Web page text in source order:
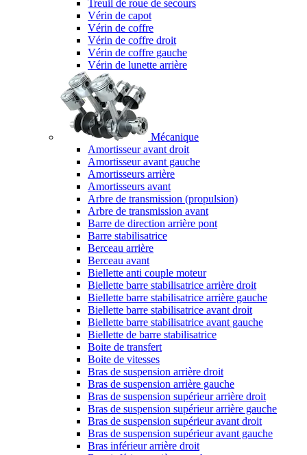
Treuil de roue de secours
Vérin de capot
Vérin de coffre
Vérin de coffre droit
Vérin de coffre gauche
Vérin de lunette arrière
Mécanique
Amortisseur avant droit
Amortisseur avant gauche
Amortisseurs arrière
Amortisseurs avant
Arbre de transmission (propulsion)
Arbre de transmission avant
Barre de direction arrière pont
Barre stabilisatrice
Berceau arrière
Berceau avant
Biellette anti couple moteur
Biellette barre stabilisatrice arrière droit
Biellette barre stabilisatrice arrière gauche
Biellette barre stabilisatrice avant droit
Biellette barre stabilisatrice avant gauche
Biellette de barre stabilisatrice
Boite de transfert
Boite de vitesses
Bras de suspension arrière droit
Bras de suspension arrière gauche
Bras de suspension supérieur arrière droit
Bras de suspension supérieur arrière gauche
Bras de suspension supérieur avant droit
Bras de suspension supérieur avant gauche
Bras inférieur arrière droit